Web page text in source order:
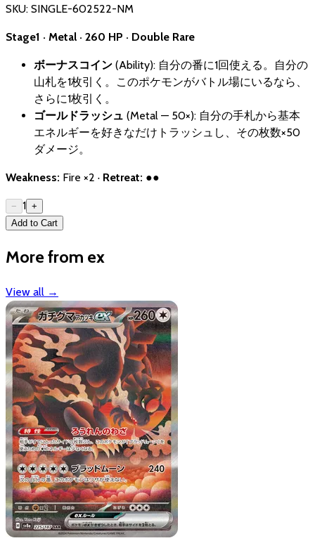
SKU: SINGLE-602522-NM
Stage1 · Metal · 260 HP · Double Rare
ボーナスコイン (Ability): 自分の番に1回使える。自分の
山札を1枚引く。このポケモンがバトル場にいるなら、
さらに1枚引く。
ゴールドラッシュ (Metal — 50×): 自分の手札から基本
エネルギーを好きなだけトラッシュし、その枚数×50
ダメージ。
Weakness: Fire ×2 · Retreat: ●●
− 1 +
Add to Cart
More from ex
View all →